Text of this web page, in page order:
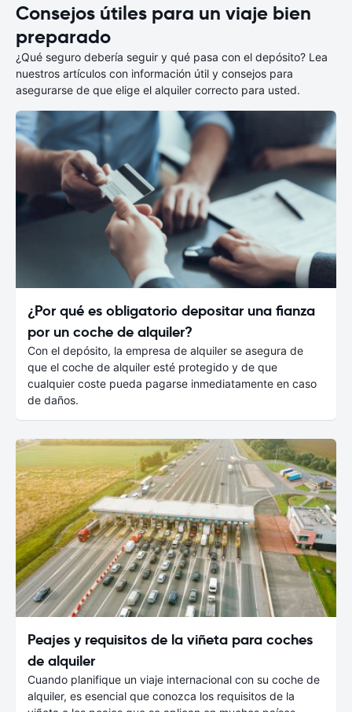
Consejos útiles para un viaje bien
preparado
¿Qué seguro debería seguir y qué pasa con el depósito? Lea
nuestros artículos con información útil y consejos para
asegurarse de que elige el alquiler correcto para usted.
¿Por qué es obligatorio depositar una fianza
por un coche de alquiler?
Con el depósito, la empresa de alquiler se asegura de
que el coche de alquiler esté protegido y de que
cualquier coste pueda pagarse inmediatamente en caso
de daños.
Peajes y requisitos de la viñeta para coches
de alquiler
Cuando planifique un viaje internacional con su coche de
alquiler, es esencial que conozca los requisitos de la